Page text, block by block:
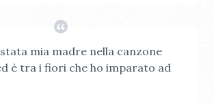
mia madre nella canzone
è tra i fiori che ho imparato ad